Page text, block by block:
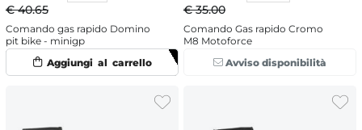
€ 40.65
Comando gas rapido Domino
pit bike - minigp
€ 35.00
Comando Gas rapido Cromo
M8 Motoforce
Avviso disponibilità